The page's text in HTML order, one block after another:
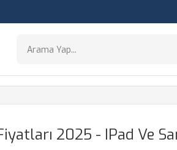
2025 - IPad Ve